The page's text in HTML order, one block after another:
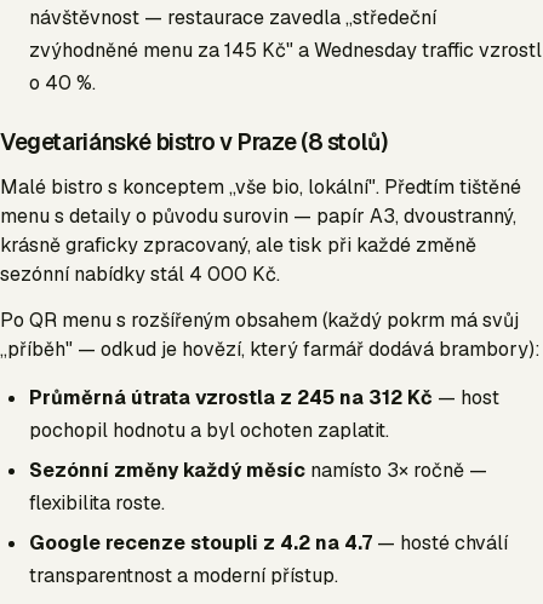
návštěvnost — restaurace zavedla „středeční
zvýhodněné menu za 145 Kč" a Wednesday traffic vzrostl
o 40 %.
Vegetariánské bistro v Praze (8 stolů)
Malé bistro s konceptem „vše bio, lokální". Předtím tištěné
menu s detaily o původu surovin — papír A3, dvoustranný,
krásně graficky zpracovaný, ale tisk při každé změně
sezónní nabídky stál 4 000 Kč.
Po QR menu s rozšířeným obsahem (každý pokrm má svůj
„příběh" — odkud je hovězí, který farmář dodává brambory):
Průměrná útrata vzrostla z 245 na 312 Kč — host
pochopil hodnotu a byl ochoten zaplatit.
Sezónní změny každý měsíc namísto 3× ročně —
flexibilita roste.
Google recenze stoupli z 4.2 na 4.7 — hosté chválí
transparentnost a moderní přístup.